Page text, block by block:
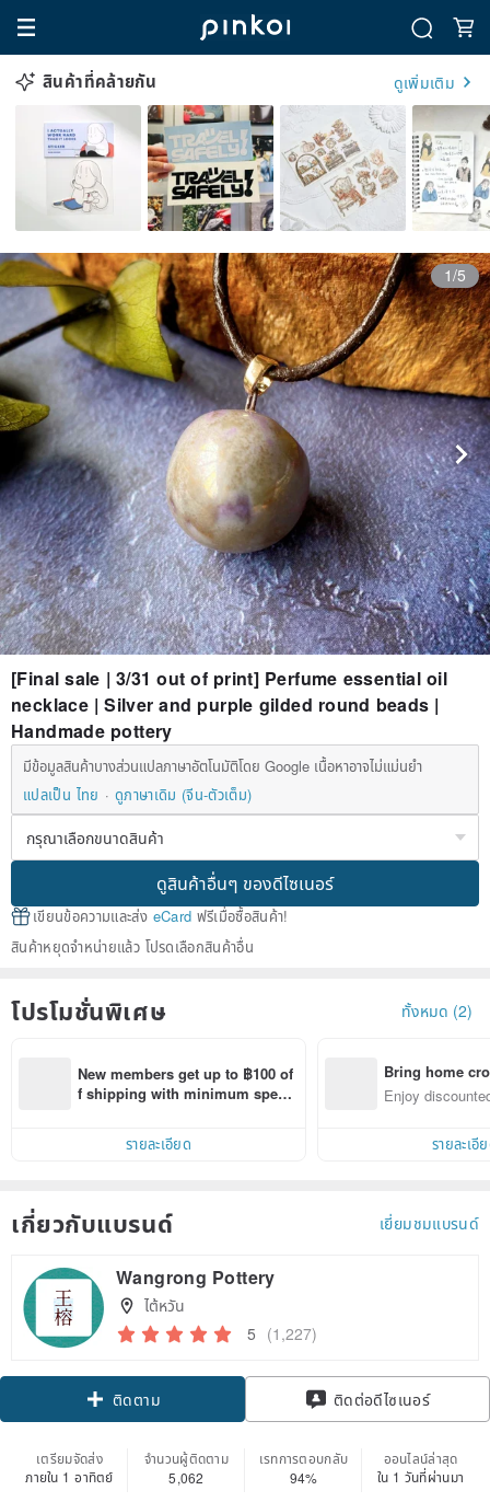
สินค้าที่คล้ายกัน ดูเพิ่มเติม
1/5
[Final sale | 3/31 out of print] Perfume essential oil
necklace | Silver and purple gilded round beads |
Handmade pottery
มีข้อมูลสินค้าบางส่วนแปลภาษาอัตโนมัติโดย Google เนื้อหาอาจไม่แม่นยำ
แปลเป็น ไทย
ดูภาษาเดิม (จีน-ตัวเต็ม)
ดูสินค้าอื่นๆ ของดีไซเนอร์
เขียนข้อความและส่ง eCard ฟรีเมื่อซื้อสินค้า!
สินค้าหยุดจำหน่ายแล้ว โปรดเลือกสินค้าอื่น
โปรโมชั่นพิเศษ ทั้งหมด (2)
New members get up to ฿100 of
f shipping with minimum spen
within 7 days!
รายละเอียด
Bring home
n with ease
Enjoy
รายละเอี
เกี่ยวกับแบรนด์ เยี่ยมชมแบรนด์
Wangrong Pottery
ไต้หวัน
5 (1,227)
ติดต่อดีไซเนอร์
เตรียมจัดส่ง
ภายใน 1 อาทิตย์
จำนวนผู้ติดตาม
5,062
เรทการตอบกลับ
94%
ออนไลน์ล่าสุด
ใน 1 วันที่ผ่านมา